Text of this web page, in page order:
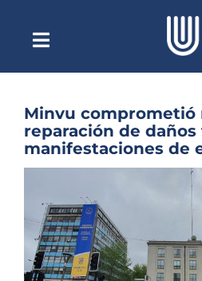
contenidoToggle
NavigationEscuchar Radio
Quiénes
Noticias
Minvu comprometió
reparación de daños
manifestaciones de
más
grande